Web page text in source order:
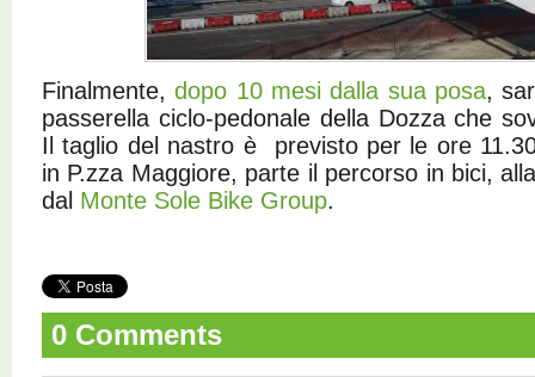
Finalmente,dopo 10 mesi dalla sua posa,
passerella ciclo-pedonale della Dozza che
Il taglio del nastro è previsto per le ore
in P.zza Maggiore, parte il percorso in bici,
dal Monte Sole Bike Group.
0 Comments